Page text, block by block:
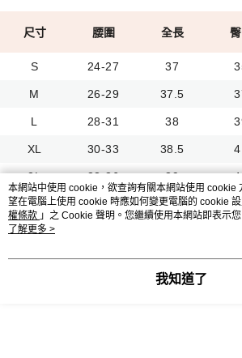
尺寸 腰圍 全長
S 24-27 37
M 26-29 37.5
L 28-31 38
XL 30-33 38.5
2L 33-36 39
3L 36-39 40
單位：三圍（吋）｜ 身高（公分） ｜ 體重（
本網站中使用 cookie，欲查詢有關本網站使用 cookie
望在電腦上使用 cookie 時應如何變更電腦的 cookie
權條款 」之 Cookie 聲明。您繼續使用本網站即表示
用條款之 Cookie 聲明使用 cookie。
了解更多 >
我知道了